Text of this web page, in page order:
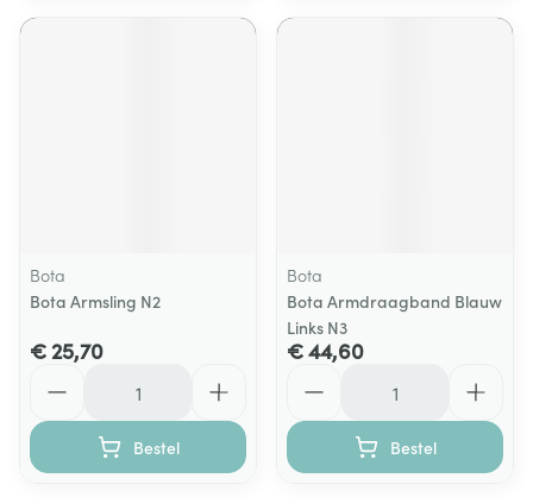
Bota
Bota Armsling N2
€ 25,70
Bestel
Bota
Bota Armdraagband Blauw
Links N3
€ 44,60
Bestel